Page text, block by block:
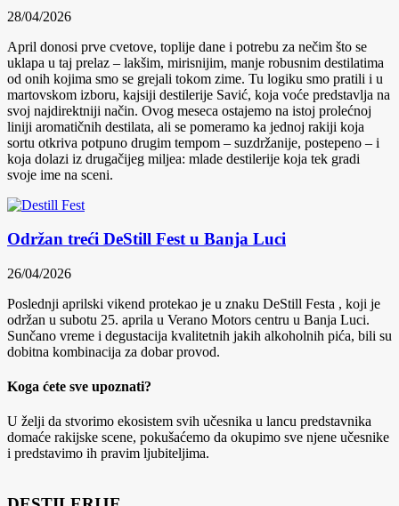
28/04/2026
April donosi prve cvetove, toplije dane i potrebu za nečim što se
uklapa u taj prelaz – lakšim, mirisnijim, manje robusnim destilatima
od onih kojima smo se grejali tokom zime. Tu logiku smo pratili i u
martovskom izboru, kajsiji destilerije Savić, koja voće predstavlja na
svoj najdirektniji način. Ovog meseca ostajemo na istoj prolećnoj
liniji aromatičnih destilata, ali se pomeramo ka jednoj rakiji koja
sortu otkriva potpuno drugim tempom – suzdržanije, postepeno – i
koja dolazi iz drugačijeg miljea: mlade destilerije koja tek gradi
svoje ime na sceni.
Održan treći DeStill Fest u Banja Luci
26/04/2026
Poslednji aprilski vikend protekao je u znaku DeStill Festa , koji je
održan u subotu 25. aprila u Verano Motors centru u Banja Luci.
Sunčano vreme i degustacija kvalitetnih jakih alkoholnih pića, bili su
dobitna kombinacija za dobar provod.
Koga ćete sve upoznati?
U želji da stvorimo ekosistem svih učesnika u lancu predstavnika
domaće rakijske scene, pokušaćemo da okupimo sve njene učesnike
i predstavimo ih pravim ljubiteljima.